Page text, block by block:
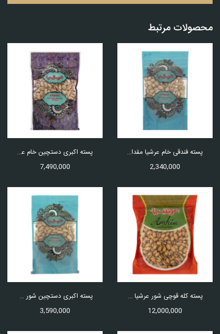
محصولات مرتبط
پسته فندقی خام عرشیا مقدار 250 گرم
2,340,000
پسته اکبری دستچین خام عرشیا مقدار 500 گرم
7,490,000
پسته کله قوچی شور عرشیا مقدار 1 کیلو گرم
12,000,000
پسته اکبری دستچین شور عرشیا مقدار 250 گرم
3,590,000